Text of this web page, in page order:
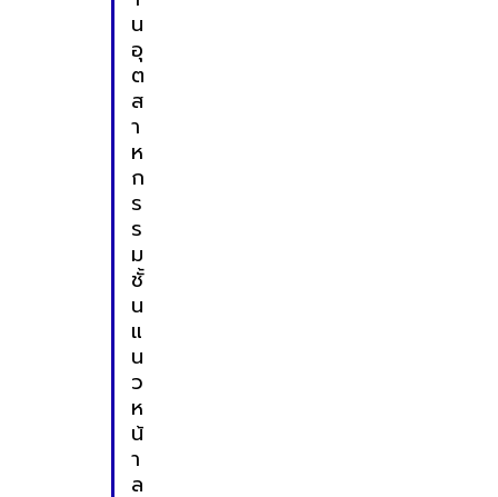
น
อุ
ต
ส
า
ห
ก
ร
ร
ม
ชั้
น
แ
น
ว
ห
น้
า
ล